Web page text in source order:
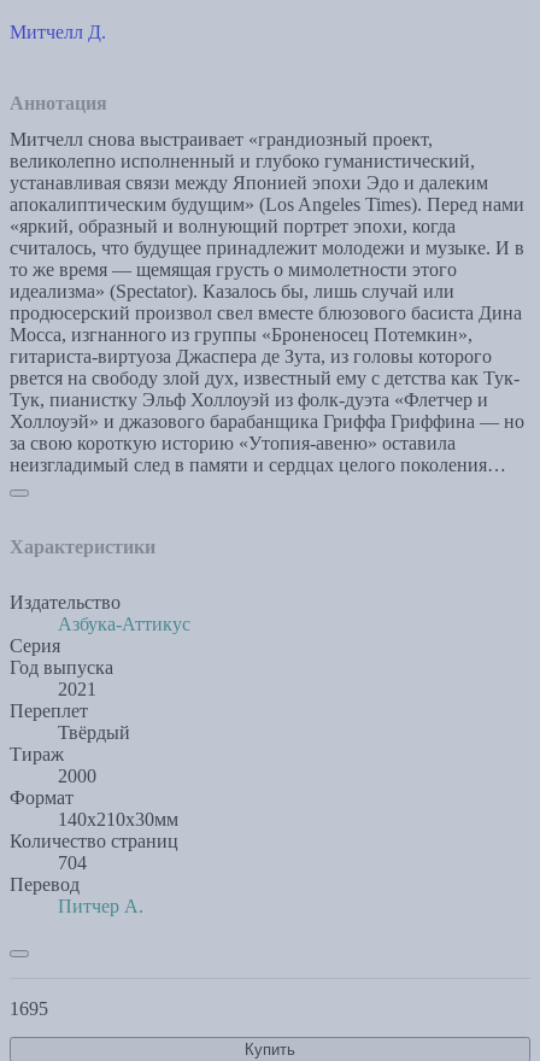
Митчелл Д.
Аннотация
Митчелл снова выстраивает «грандиозный проект,
великолепно исполненный и глубоко гуманистический,
устанавливая связи между Японией эпохи Эдо и далеким
апокалиптическим будущим» (Los Angeles Times). Перед нами
«яркий, образный и волнующий портрет эпохи, когда
считалось, что будущее принадлежит молодежи и музыке. И в
то же время — щемящая грусть о мимолетности этого
идеализма» (Spectator). Казалось бы, лишь случай или
продюсерский произвол свел вместе блюзового басиста Дина
Мосса, изгнанного из группы «Броненосец Потемкин»,
гитариста-виртуоза Джаспера де Зута, из головы которого
рвется на свободу злой дух, известный ему с детства как Тук-
Тук, пианистку Эльф Холлоуэй из фолк-дуэта «Флетчер и
Холлоуэй» и джазового барабанщика Гриффа Гриффина — но
за свою короткую историю «Утопия-авеню» оставила
неизгладимый след в памяти и сердцах целого поколения…
Характеристики
Издательство
Азбука-Аттикус
Серия
Год выпуска
2021
Переплет
Твёрдый
Тираж
2000
Формат
140х210x30мм
Количество страниц
704
Перевод
Питчер А.
1695
Купить